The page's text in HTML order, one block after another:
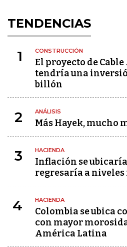
TENDENCIAS
1 CONSTRUCCIÓN
El proyecto de Cable
tendría una
billón
2 ANÁLISIS
Más Hayek, mucho
3 HACIENDA
Inflación se ubicaría
regresaría a niveles
4 HACIENDA
Colombia se ubica
con mayor
América Latina